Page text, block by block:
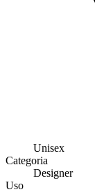
Unisex
Categoria
Designer
Uso